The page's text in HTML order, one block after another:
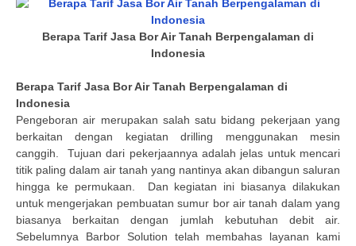
Berapa Tarif Jasa Bor Air Tanah Berpengalaman di
Indonesia
Berapa Tarif Jasa Bor Air Tanah Berpengalaman di
Indonesia
Pengeboran air merupakan salah satu bidang pekerjaan yang
berkaitan dengan kegiatan drilling menggunakan mesin
canggih.
Tujuan dari pekerjaannya adalah jelas untuk mencari
titik paling dalam air tanah yang nantinya akan dibangun saluran
hingga ke permukaan.
Dan kegiatan ini biasanya dilakukan
untuk mengerjakan pembuatan sumur bor air tanah dalam yang
biasanya berkaitan dengan jumlah kebutuhan debit air.
Sebelumnya Barbor Solution telah membahas layanan kami